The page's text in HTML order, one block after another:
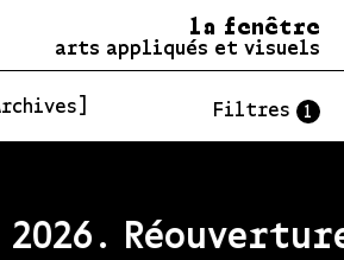
la fenêtre
arts appliqués et visuels
Filtres 1